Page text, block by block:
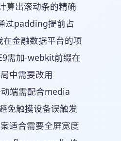
算出滚动条的精确
过padding提前占
金融数据平台的项
需加-webkit前缀在
中需要改用
端需配合media
免触摸设备误触发
适合需要全屏宽度